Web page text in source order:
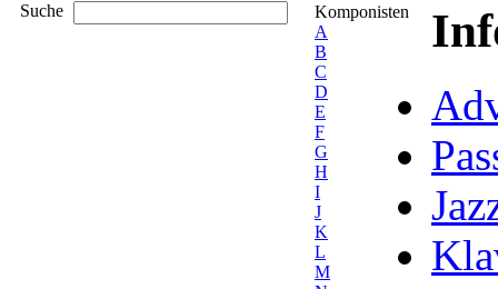
Suche
Komponisten
A
B
C
D
E
F
G
H
I
J
K
L
M